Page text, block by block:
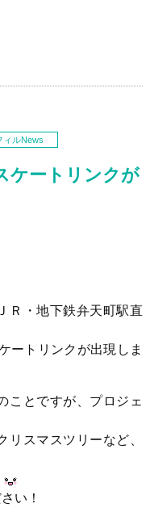
ィルNews
ケートリンクが
Ｒ・地下鉄弁天町駅直
ートリンクが出現しま
ことですが、プロジェ
リスマスツリーなど、
い！